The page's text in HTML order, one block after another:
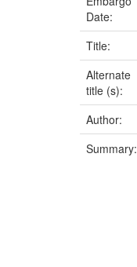
Date:
Title:
Alternate
title (s):
Author:
Summary: